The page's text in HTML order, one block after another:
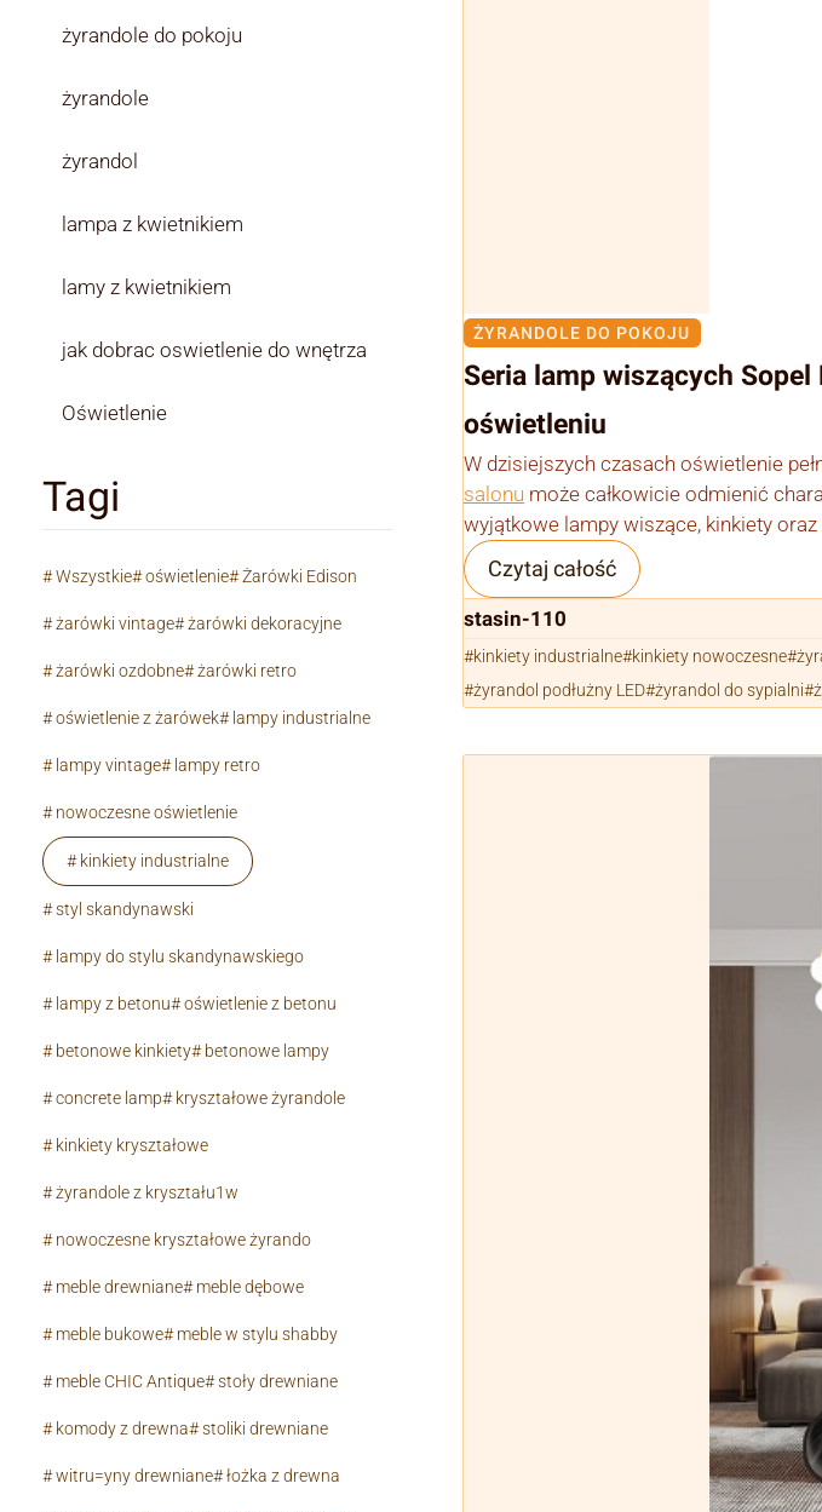
żyrandole do pokoju
żyrandole
żyrandol
lampa z kwietnikiem
lamy z kwietnikiem
jak dobrac oswietlenie do wnętrza
Oświetlenie
Tagi
Wszystkie oświetlenie Żarówki Edison
żarówki vintage żarówki dekoracyjne
żarówki ozdobne żarówki retro
oświetlenie z żarówek lampy industrialne
lampy vintage lampy retro
nowoczesne oświetlenie
kinkiety industrialne
styl skandynawski
lampy do stylu skandynawskiego
lampy z betonu oświetlenie z betonu
betonowe kinkiety betonowe lampy
concrete lamp kryształowe żyrandole
kinkiety kryształowe
żyrandole z kryształu1w
nowoczesne kryształowe żyrando
meble drewniane meble dębowe
meble bukowe meble w stylu shabby
meble CHIC Antique stoły drewniane
komody z drewna stoliki drewniane
witru=yny drewniane łożka z drewna
ŻYRANDOLE DO POKOJU
Seria lamp wiszących
oświetleniu
W dzisiejszych czasach oświetlenie
salonu może całkowicie odmienić
wyjątkowe lampy wiszące, kinkiety
Czytaj całość
stasin-110
kinkiety industrialne kinkiety nowoczesne
żyrandol podłużny LED żyrandol do sypialni